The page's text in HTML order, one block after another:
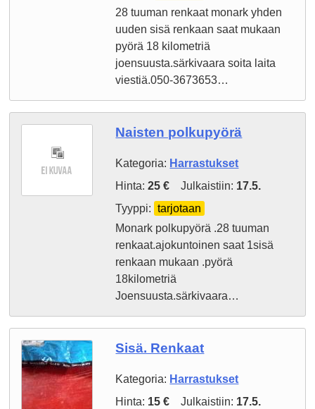
28 tuuman renkaat monark yhden
uuden sisä renkaan saat mukaan
pyörä 18 kilometriä
joensuusta.särkivaara soita laita
viestiä.050-3673653…
Naisten polkupyörä
Kategoria: Harrastukset
Hinta:25 € Julkaistiin: 17.5.
Tyyppi:
tarjotaan
Monark polkupyörä .28 tuuman
renkaat.ajokuntoinen saat 1sisä
renkaan mukaan .pyörä
18kilometriä
Joensuusta.särkivaara…
Sisä. Renkaat
Kategoria: Harrastukset
Hinta: 15 € Julkaistiin: 17.5.